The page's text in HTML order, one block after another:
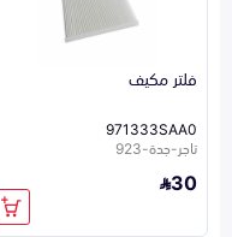
فلتر مكيف
971333SAA0
تاجر-جدة-923
30